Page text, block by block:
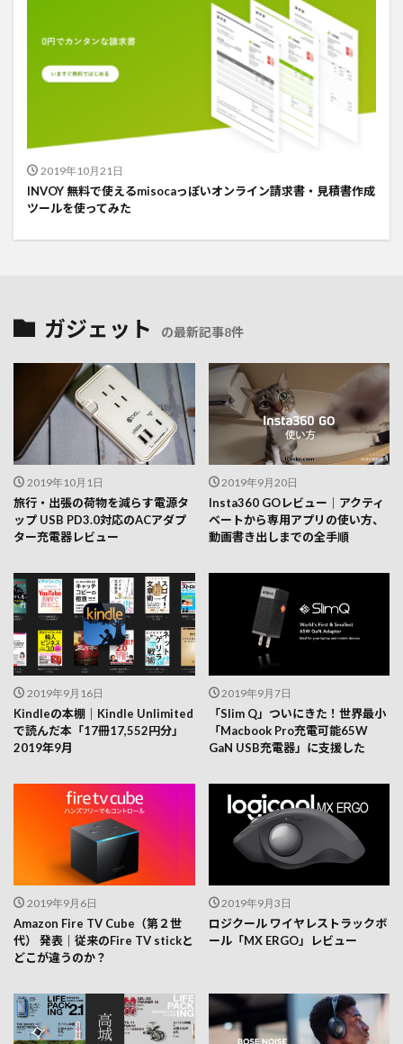
2019年10月21日
INVOY 無料で使えるmisocaっぽいオンライン請求書・見積書作成
ツールを使ってみた
ガジェット の最新記事8件
2019年10月1日
旅行・出張の荷物を減らす電源タ
ップ USB PD3.0対応のACアダプ
ター充電器レビュー
2019年9月20日
Insta360 GOレビュー｜アクティ
ベートから専用アプリの使い方、
動画書き出しまでの全手順
2019年9月16日
Kindleの本棚｜Kindle Unlimited
で読んだ本「17冊17,552円分」
2019年9月
2019年9月7日
「Slim Q」ついにきた！世界最小
「Macbook Pro充電可能65W
GaN USB充電器」に支援した
2019年9月6日
Amazon Fire TV Cube（第２世
代） 発表｜従来のFire TV stickと
どこが違うのか？
2019年9月3日
ロジクール ワイヤレストラックボ
ール「MX ERGO」レビュー